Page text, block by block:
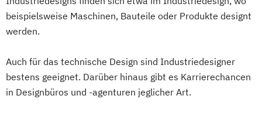
beispielsweise Maschinen, Bauteile oder Produkte designt
werden.
Auch für das technische Design sind Industriedesigner
bestens geeignet. Darüber hinaus gibt es Karrierechancen
in Designbüros und -agenturen jeglicher Art.